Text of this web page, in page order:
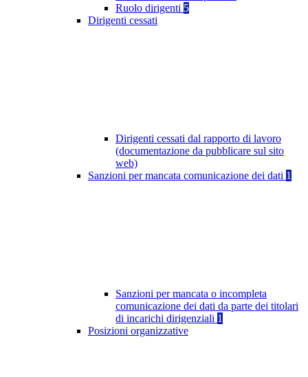
Ruolo dirigenti 5
Dirigenti cessati
Dirigenti cessati dal rapporto di lavoro
(documentazione da pubblicare sul sito
web)
Sanzioni per mancata comunicazione dei dati 1
Sanzioni per mancata o incompleta
comunicazione dei dati da parte dei titolari
di incarichi dirigenziali 1
Posizioni organizzative